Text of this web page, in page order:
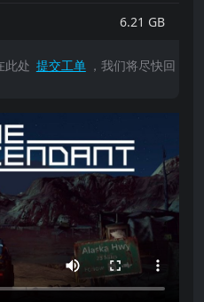
6.21 GB
此处 提交工单 ，我们将尽快回